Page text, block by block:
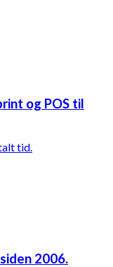
og POS til
tid.
2006.